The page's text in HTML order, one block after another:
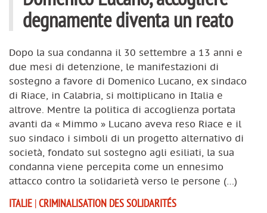
degnamente diventa un reato
Dopo la sua condanna il 30 settembre a 13 anni e
due mesi di detenzione, le manifestazioni di
sostegno a favore di Domenico Lucano, ex sindaco
di Riace, in Calabria, si moltiplicano in Italia e
altrove. Mentre la politica di accoglienza portata
avanti da « Mimmo » Lucano aveva reso Riace e il
suo sindaco i simboli di un progetto alternativo di
società, fondato sul sostegno agli esiliati, la sua
condanna viene percepita come un ennesimo
attacco contro la solidarietà verso le persone (…)
ITALIE |CRIMINALISATION DES SOLIDARITÉS